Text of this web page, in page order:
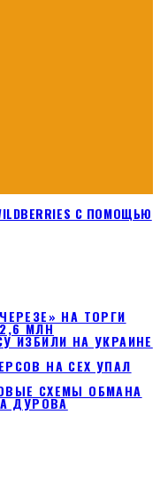
С ПОМОЩЬЮ
НА ТОРГИ
МЛН
ИЗБИЛИ НА УКРАИНЕ
НА CEX УПАЛ
СХЕМЫ ОБМАНА
ДУРОВА